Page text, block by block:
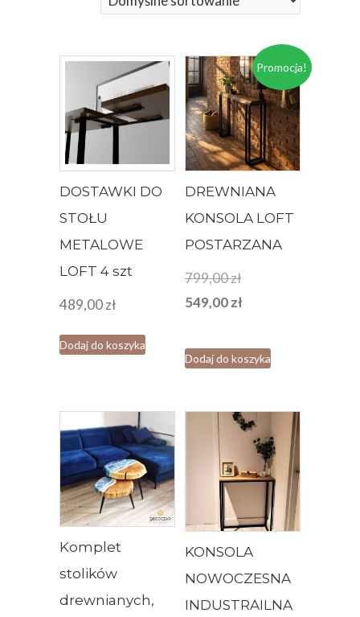
DOSTAWKI DO
STOŁU
METALOWE
LOFT 4 szt
489,00zł
Dodaj do koszyka
Promocja!
DREWNIANA
KONSOLA LOFT
POSTARZANA
799,00złPierwotna
cena
799,00 zł.
549,00złAktualna
wynosi:
549,00 zł.
Dodaj do koszyka
Komplet
stolików
drewnianych,
KONSOLA
NOWOCZESNA
INDUSTRAILNA